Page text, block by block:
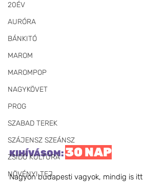
20ÉV
AURÓRA
BÁNKITÓ
MAROM
MAROMPOP
NAGYKÖVET
PROG
SZABAD TEREK
SZÁJENSZ SZEÁNSZ
ZSIDÓ KULTÚRA
NÖVÉNYI TEJ
KIHÍVÁSOM: 30 NAP
Nagyon budapesti vagyok, mindig is itt